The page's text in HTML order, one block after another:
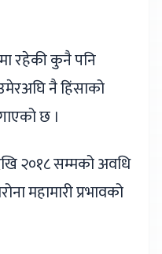
रहेकी कुनै पनि
नै हिंसाको
छ ।
२०१८ सम्मको अवधि
महामारी प्रभावको